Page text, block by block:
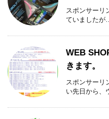
スポンサーリ
ていましたが
WEB
きます。
スポンサーリ
い先日から、